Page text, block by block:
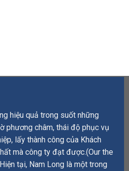
hiệu quả trong suốt những
phương châm, thái độ phục vụ
lấy thành công của Khách
mà công ty đạt được.(Our the
tại, Nam Long là một trong